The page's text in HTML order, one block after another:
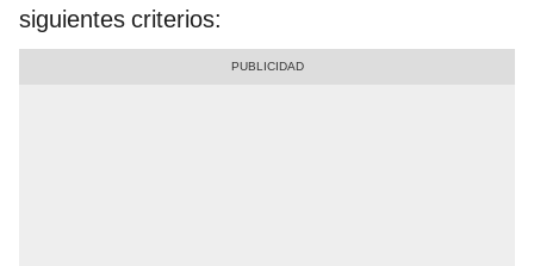
siguientes criterios: